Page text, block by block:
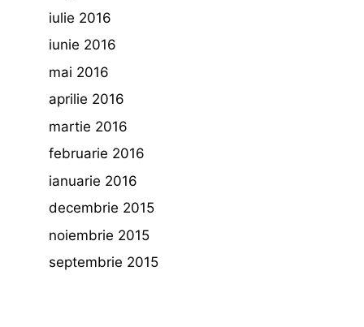
iulie 2016
iunie 2016
mai 2016
aprilie 2016
martie 2016
februarie 2016
ianuarie 2016
decembrie 2015
noiembrie 2015
septembrie 2015